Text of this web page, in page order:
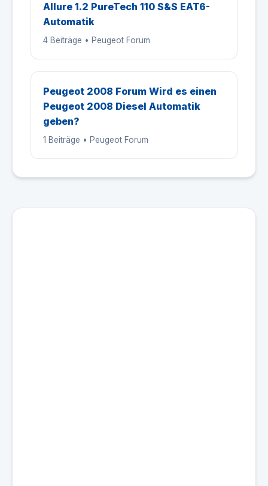
Allure 1.2 PureTech 110 S&S EAT6-
Automatik
4 Beiträge • Peugeot Forum
Peugeot 2008 Forum Wird es einen
Peugeot 2008 Diesel Automatik
geben?
1 Beiträge • Peugeot Forum